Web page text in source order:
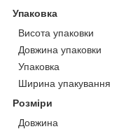
Упаковка
Висота упаковки
Довжина упаковки
Упаковка
Ширина упакування
Розміри
Довжина